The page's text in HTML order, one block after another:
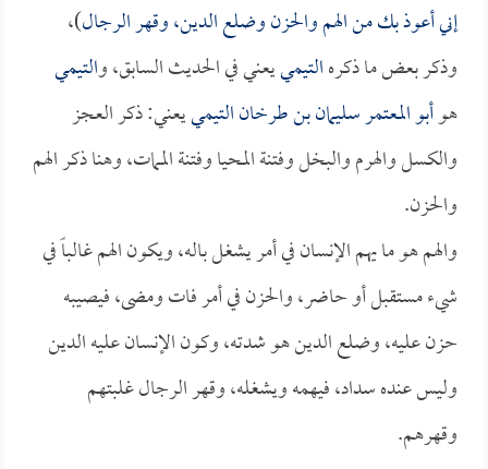
إني أعوذ بك من الهم والحزن وضلع الدين، وقهر الرجال)،
وذكر بعض ما ذكرهالتيمييعني في الحديث السابق، والتيمي
هوأبو المعتمر سليمان بن طرخان التيمييعني: ذكر العجز
والكسل والهرم والبخل وفتنة المحيا وفتنة الممات، وهنا ذكر الهم
والحزن.
والهم هو ما يهم الإنسان في أمر يشغل باله، ويكون الهم غالباً في
شيء مستقبل أو حاضر، والحزن في أمر فات ومضى، فيصيبه
حزن عليه، وضلع الدين هو شدته، وكون الإنسان عليه الدين
وليس عنده سداد، فيهمه ويشغله، وقهر الرجال غلبتهم
وقهرهم.